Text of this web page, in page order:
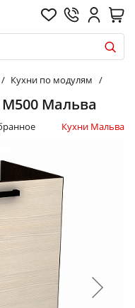
Кухни по модулям
Мальва
Кухни Мальва